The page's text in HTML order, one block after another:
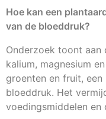
Hoe kan een
van de bloeddruk?
Onderzoek toont aan
kalium, magnesium
groenten en fruit,
bloeddruk. Het
voedingsmiddelen